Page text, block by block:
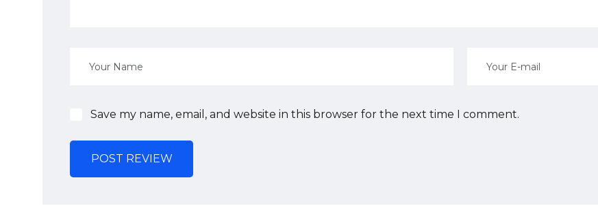
Save my name, email, and website in this browser for the next time I comment.
POST REVIEW